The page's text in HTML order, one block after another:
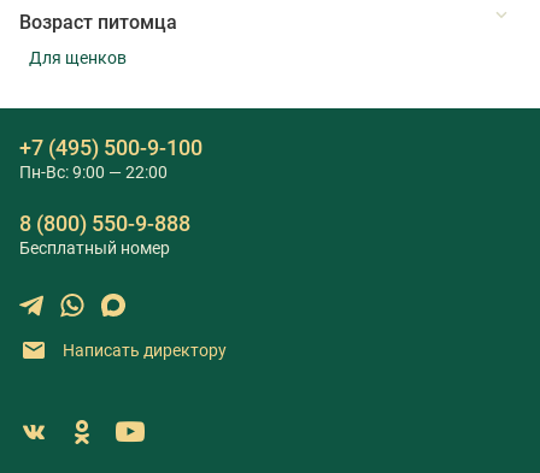
Возраст питомца
Для щенков
+7 (495) 500-9-100
Пн-Вс: 9:00 — 22:00
8 (800) 550-9-888
Бесплатный номер
Написать директору